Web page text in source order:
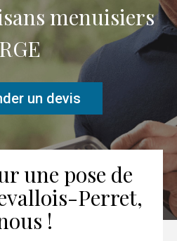
menuisiers
RGE
un devis
une pose de
Perret,
!